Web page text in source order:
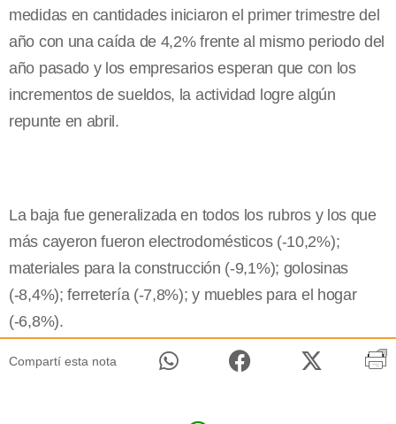
medidas en cantidades iniciaron el primer trimestre del
año con una caída de 4,2% frente al mismo periodo del
año pasado y los empresarios esperan que con los
incrementos de sueldos, la actividad logre algún
repunte en abril.
La baja fue generalizada en todos los rubros y los que
más cayeron fueron electrodomésticos (-10,2%);
materiales para la construcción (-9,1%); golosinas
(-8,4%); ferretería (-7,8%); y muebles para el hogar
(-6,8%).
Compartí esta nota